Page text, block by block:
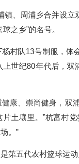
镇、周浦乡合并设
之乡”的名号。
村队13号制服，体
世纪80年代后，
康、崇尚健身，双
土壤里。”杭富村
。”
第五代农村篮球运